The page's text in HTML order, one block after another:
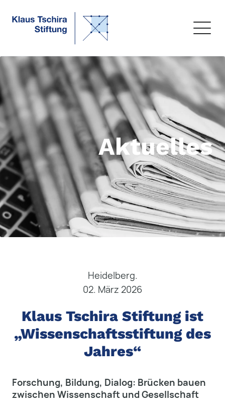
Aktuelles
Heidelberg.
02. März 2026
Klaus Tschira Stiftung ist
„Wissenschaftsstiftung des
Jahres“
Forschung, Bildung, Dialog: Brücken bauen
zwischen Wissenschaft und Gesellschaft